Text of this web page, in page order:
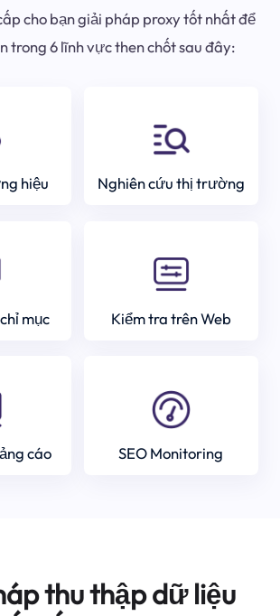
cho bạn giải pháp proxy tốt nhất để
trong 6 lĩnh vực then chốt sau đây:
hiệu Nghiên cứu thị trường
mục Kiểm tra trên Web
cáo SEO Monitoring
thu thập dữ liệu